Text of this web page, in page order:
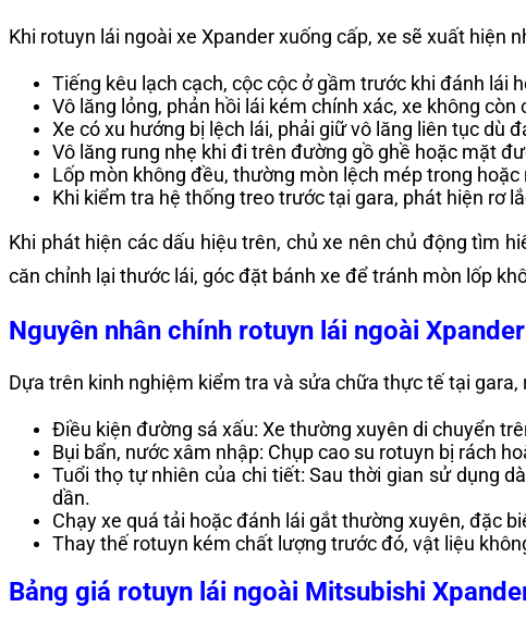
Khi rotuyn lái ngoài xe Xpander xuống cấp, xe sẽ xuất
Tiếng kêu lạch cạch, cộc cộc ở gầm trước khi đánh lái
Vô lăng lỏng, phản hồi lái kém chính xác, xe không còn
Xe có xu hướng bị lệch lái, phải giữ vô lăng liên tục dù
Vô lăng rung nhẹ khi đi trên đường gồ ghề hoặc mặt
Lốp mòn không đều, thường mòn lệch mép trong
Khi kiểm tra hệ thống treo trước tại gara, phát hiện rơ
Khi phát hiện các dấu hiệu trên, chủ xe nên chủ động tìm
căn chỉnh lại thước lái, góc đặt bánh xe để tránh mòn lốp
Nguyên nhân chính rotuyn lái ngoài
Dựa trên kinh nghiệm kiểm tra và sửa chữa thực tế tại
Điều kiện đường sá xấu: Xe thường xuyên di chuyển
Bụi bẩn, nước xâm nhập: Chụp cao su rotuyn bị rách
Tuổi thọ tự nhiên của chi tiết: Sau thời gian sử dụng
dần.
Chạy xe quá tải hoặc đánh lái gắt thường xuyên, đặc
Thay thế rotuyn kém chất lượng trước đó, vật liệu
Bảng giá rotuyn lái ngoài Mitsubishi